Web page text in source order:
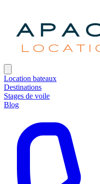
Location bateaux
Destinations
Stages de voile
Blog